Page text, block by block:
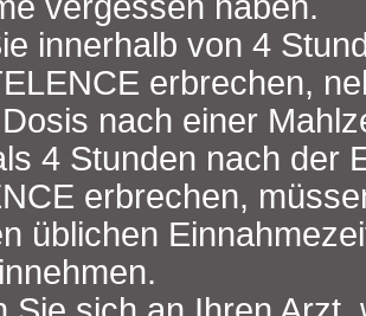
vergessen haben.
innerhalb von 4
erbrechen,
nach einer
4 Stunden nach der
erbrechen,
üblichen